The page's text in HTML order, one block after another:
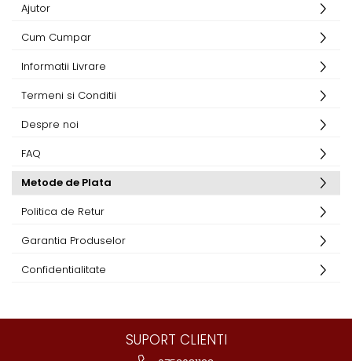
Ajutor
Cum Cumpar
Informatii Livrare
Termeni si Conditii
Despre noi
FAQ
Metode de Plata
Politica de Retur
Garantia Produselor
Confidentialitate
SUPORT CLIENTI